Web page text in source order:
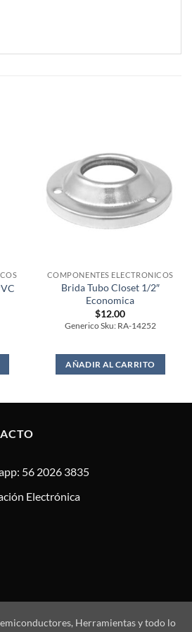
COMPONENTES ELECTRONICOS
Brida Tubo Closet 1/2″
Economica
$12.00
Generico Sku: RA-14252
AÑADIR AL CARRITO
56 2026 3835
Electrónica
Herramientas y todo lo